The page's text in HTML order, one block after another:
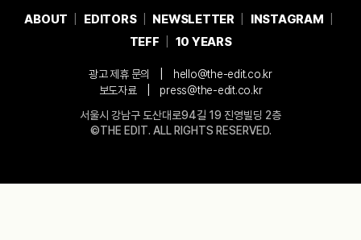
ABOUT EDITORS NEWSLETTER
INSTAGRAM
TEFF
10 YEARS
광고 제휴 문의
hello@the-edit.co.kr
보도자료
press@the-edit.co.kr
서울시 강남구 도산대로94길 19 진영빌딩 2층
©THE EDIT. ALL RIGHTS RESERVED.